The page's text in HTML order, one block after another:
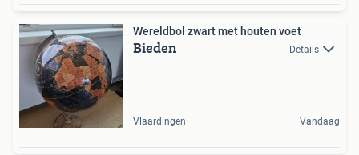
Wereldbol zwart met houten voet
Bieden Details
Vlaardingen Vandaag